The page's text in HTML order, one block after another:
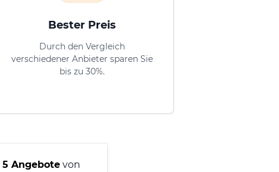
Bester Preis
Durch den Vergleich
verschiedener Anbieter sparen Sie
bis zu 30%.
5 Angebotevon